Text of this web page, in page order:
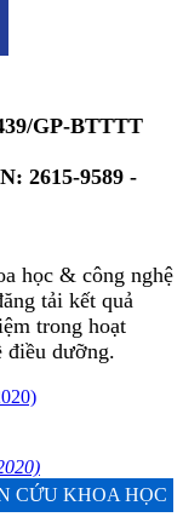
BTTTT
9589 -
học & công nghệ
tải kết quả
trong hoạt
điều dưỡng.
CỨU KHOA HỌC